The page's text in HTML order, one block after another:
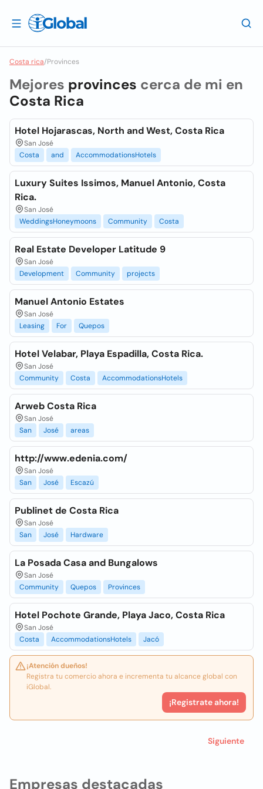
Costa rica/Provinces
Empresas destacadas
Mejores provinces cerca de mi en
Costa Rica
Hotel Hojarascas, North and West, Costa Rica
San José
Costa
and AccommodationsHotels
Luxury Suites Issimos, Manuel Antonio, Costa
Rica.
San José
WeddingsHoneymoons
Community Costa
Real Estate Developer Latitude 9
San José
Development
Community projects
Manuel Antonio Estates
San José
Leasing
For Quepos
Hotel Velabar, Playa Espadilla, Costa Rica.
San José
Community
Costa AccommodationsHotels
Arweb Costa Rica
San José
San
José areas
http://www.edenia.com/
San José
San
José Escazú
Publinet de Costa Rica
San José
San
José Hardware
La Posada Casa and Bungalows
San José
Community
Quepos Provinces
Hotel Pochote Grande, Playa Jaco, Costa Rica
San José
Costa
AccommodationsHotels Jacó
¡Atención dueños!
Registra tu comercio ahora e incrementa tu alcance global con
iGlobal.
¡Registrate ahora!
Siguiente